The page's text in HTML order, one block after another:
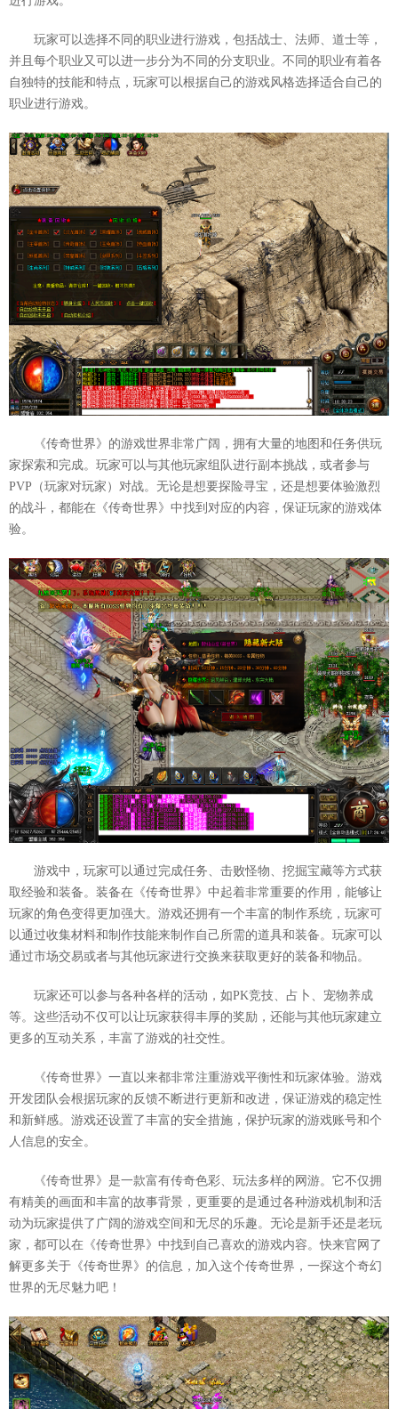
玩家可以选择不同的职业进行游戏，包括战士、法师、道士等，
并且每个职业又可以进一步分为不同的分支职业。不同的职业有着各
自独特的技能和特点，玩家可以根据自己的游戏风格选择适合自己的
职业进行游戏。
《传奇世界》的游戏世界非常广阔，拥有大量的地图和任务供玩
家探索和完成。玩家可以与其他玩家组队进行副本挑战，或者参与
PVP（玩家对玩家）对战。无论是想要探险寻宝，还是想要体验激烈
的战斗，都能在《传奇世界》中找到对应的内容，保证玩家的游戏体
验。
游戏中，玩家可以通过完成任务、击败怪物、挖掘宝藏等方式获
取经验和装备。装备在《传奇世界》中起着非常重要的作用，能够让
玩家的角色变得更加强大。游戏还拥有一个丰富的制作系统，玩家可
以通过收集材料和制作技能来制作自己所需的道具和装备。玩家可以
通过市场交易或者与其他玩家进行交换来获取更好的装备和物品。
玩家还可以参与各种各样的活动，如PK竞技、占卜、宠物养成
等。这些活动不仅可以让玩家获得丰厚的奖励，还能与其他玩家建立
更多的互动关系，丰富了游戏的社交性。
《传奇世界》一直以来都非常注重游戏平衡性和玩家体验。游戏
开发团队会根据玩家的反馈不断进行更新和改进，保证游戏的稳定性
和新鲜感。游戏还设置了丰富的安全措施，保护玩家的游戏账号和个
人信息的安全。
《传奇世界》是一款富有传奇色彩、玩法多样的网游。它不仅拥
有精美的画面和丰富的故事背景，更重要的是通过各种游戏机制和活
动为玩家提供了广阔的游戏空间和无尽的乐趣。无论是新手还是老玩
家，都可以在《传奇世界》中找到自己喜欢的游戏内容。快来官网了
解更多关于《传奇世界》的信息，加入这个传奇世界，一探这个奇幻
世界的无尽魅力吧！